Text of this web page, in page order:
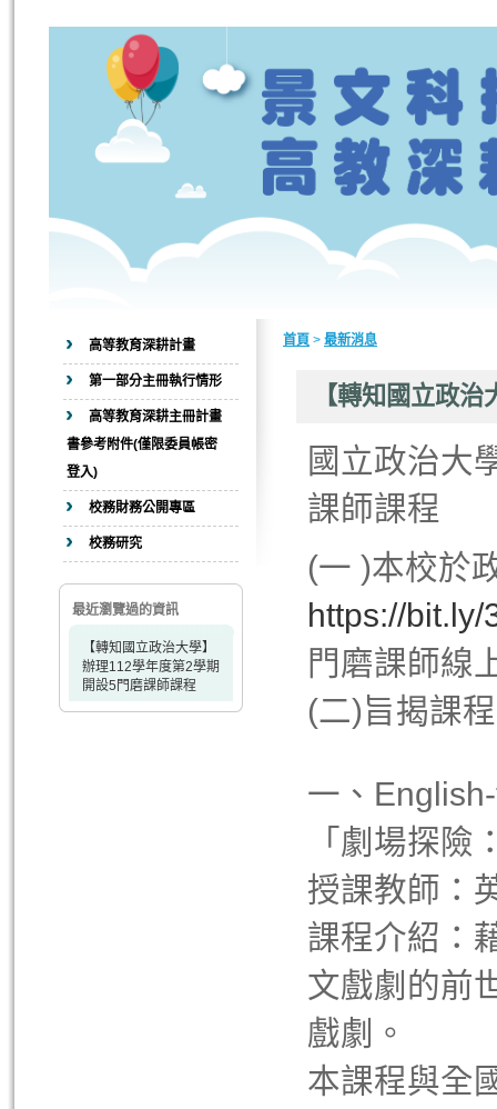
高等教育深耕計畫
第一部分主冊執行情形
高等教育深耕主冊計畫
書參考附件(僅限委員帳密
登入)
校務財務公開專區
校務研究
最近瀏覽過的資訊
【轉知國立政治大學】
辦理112學年度第2學期
開設5門磨課師課程
首頁 > 最新消息
【轉知國立政
國立政治大
課師課程
(一 )本校於
https://bit.ly/
門磨課師線
(二)旨揭課
一、
「劇場探
授課教師：
課程介紹：
文戲劇的前
戲劇。
本課程與全